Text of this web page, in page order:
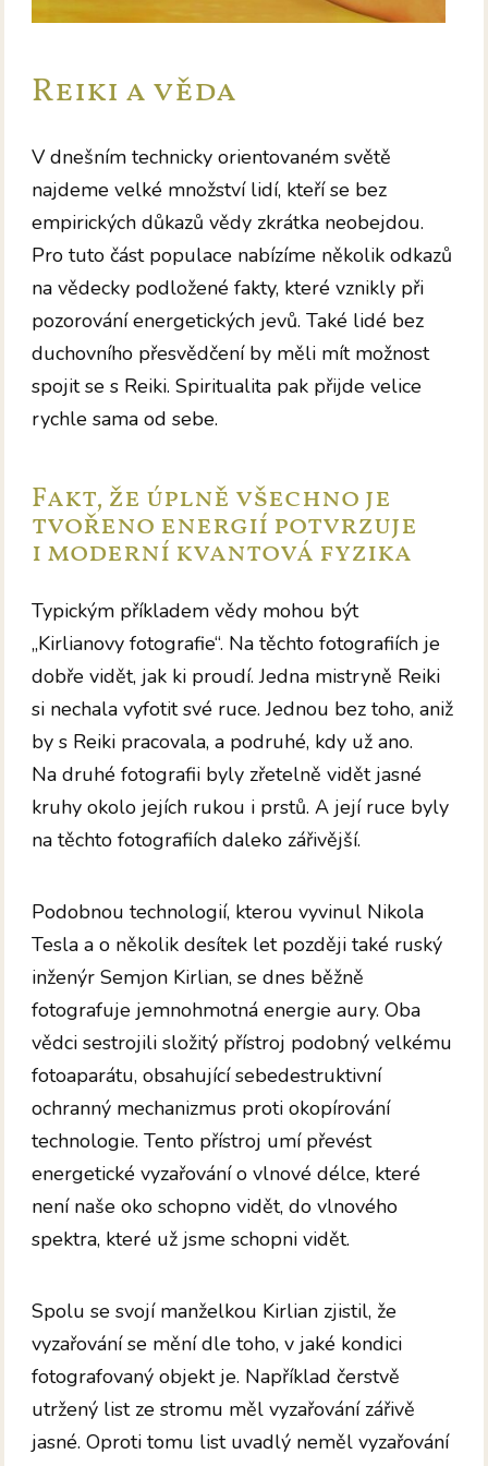
Reiki a věda
V dnešním technicky orientovaném světě
najdeme velké množství lidí, kteří se bez
empirických důkazů vědy zkrátka neobejdou.
Pro tuto část populace nabízíme několik odkazů
na vědecky podložené fakty, které vznikly při
pozorování energetických jevů. Také lidé bez
duchovního přesvědčení by měli mít možnost
spojit se s Reiki. Spiritualita pak přijde velice
rychle sama od sebe.
Fakt, že úplně všechno je
tvořeno energií potvrzuje
i moderní kvantová fyzika
Typickým příkladem vědy mohou být
„Kirlianovy fotografie“. Na těchto fotografiích je
dobře vidět, jak ki proudí. Jedna mistryně Reiki
si nechala vyfotit své ruce. Jednou bez toho, aniž
by s Reiki pracovala, a podruhé, kdy už ano.
Na druhé fotografii byly zřetelně vidět jasné
kruhy okolo jejích rukou i prstů. A její ruce byly
na těchto fotografiích daleko zářivější.
Podobnou technologií, kterou vyvinul Nikola
Tesla a o několik desítek let později také ruský
inženýr Semjon Kirlian, se dnes běžně
fotografuje jemnohmotná energie aury. Oba
vědci sestrojili složitý přístroj podobný velkému
fotoaparátu, obsahující sebedestruktivní
ochranný mechanizmus proti okopírování
technologie. Tento přístroj umí převést
energetické vyzařování o vlnové délce, které
není naše oko schopno vidět, do vlnového
spektra, které už jsme schopni vidět.
Spolu se svojí manželkou Kirlian zjistil, že
vyzařování se mění dle toho, v jaké kondici
fotografovaný objekt je. Například čerstvě
utržený list ze stromu měl vyzařování zářivě
jasné. Oproti tomu list uvadlý neměl vyzařování